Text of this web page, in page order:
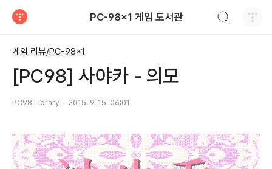
PC-98x1 게임 도서관
게임 리뷰/PC-98x1
[PC98] 사야카 - 의모
PC98 Library 2015. 9. 15. 06:01